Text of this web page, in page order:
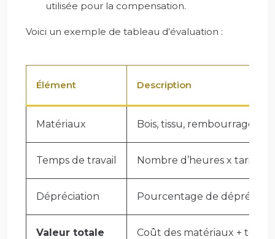
utilisée pour la compensation.
Voici un exemple de tableau d’évaluation :
Élément Description
Matériaux Bois, tissu, rembourrage,
Temps de travail Nombre d’heures x tarif
Dépréciation Pourcentage de
Valeur totale Coût des matériaux +